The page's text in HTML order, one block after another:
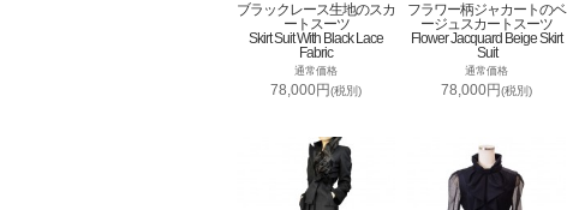
ブラックレース生地のスカ
ートスーツ
Skirt Suit With Black Lace
Fabric
通常価格
78,000円(税別)
フラワー柄ジャカートのベ
ージュスカートスーツ
Flower Jacquard Beige Skirt
Suit
通常価格
78,000円(税別)